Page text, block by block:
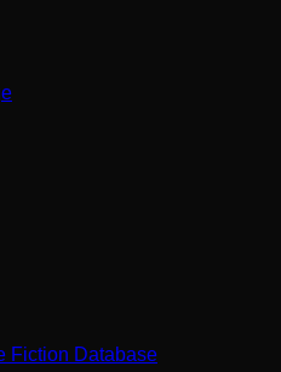
Fiction Database